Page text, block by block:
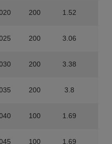
200 1.52
200 3.06
200 3.38
200 3.8
100 1.69
100 1.69